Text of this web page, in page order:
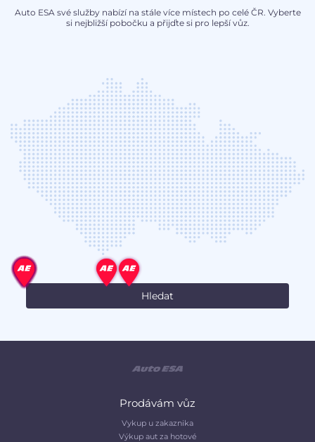
Auto ESA své služby nabízí na stále více místech po celé ČR. Vyberte
si nejbližší pobočku a přijďte si pro lepší vůz.
Prodávám vůz
Vykup u zakaznika
Výkup aut za hotové